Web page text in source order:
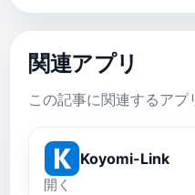
関連アプリ
この記事に関連するアプ
Koyomi-Link
開く